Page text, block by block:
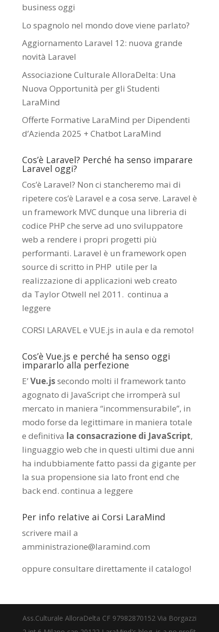
business oggi
Lo spagnolo nel mondo dove viene parlato?
Aggiornamento Laravel 12: nuova grande
novità Laravel
Associazione Culturale AlloraDelta: Una
Nuova Opportunità per gli Studenti
LaraMind
Offerte Formative LaraMind per Dipendenti
d’Azienda 2025 + Chatbot LaraMind
Cos’è Laravel? Perché ha senso imparare
Laravel oggi?
Cos’è Laravel? Non ci stancheremo mai di
ripetere cos’è Laravel e a cosa serve. Laravel è
un framework MVC dunque una libreria di
codice PHP che serve ad uno sviluppatore
web a rendere i propri progetti più
performanti. Laravel è un framework open
source di scritto in PHP utile per la
realizzazione di applicazioni web creato
da Taylor Otwell nel 2011. continua a
leggere
CORSI LARAVEL e VUE.js in aula e da remoto!
Cos’è Vue.js e perché ha senso oggi
impararlo alla perfezione
E’Vue.jssecondo molti il framework tanto
agognato di JavaScript che irromperà sul
mercato in maniera “incommensurabile”, in
modo forse da legittimare in maniera totale
e definitiva la consacrazione di JavaScript,
linguaggio web che in questi ultimi due anni
ha indubbiamente fatto passi da gigante per
la sua propensione sia lato front end che
back end. continua a leggere
Per info relative ai Corsi LaraMind
scrivere mail a
amministrazione@laramind.com
oppure consultare direttamente il catalogo!
Ass.Culturale AlloraDelta CF 97982870152 Via Borgazzi